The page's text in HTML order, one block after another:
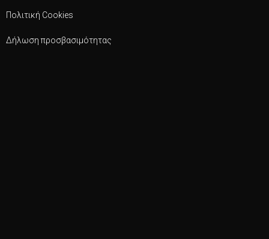
Πολιτική Cookies
Δήλωση προσβασιμότητας